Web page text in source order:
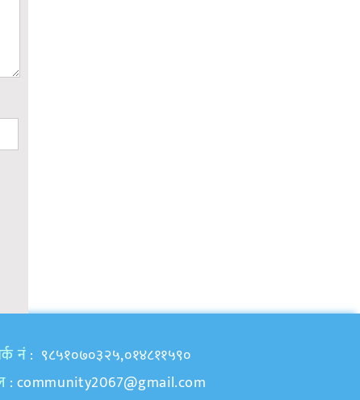
नं: ९८५१०७०३२५,०१४८११५९०
:community2067@gmail.com